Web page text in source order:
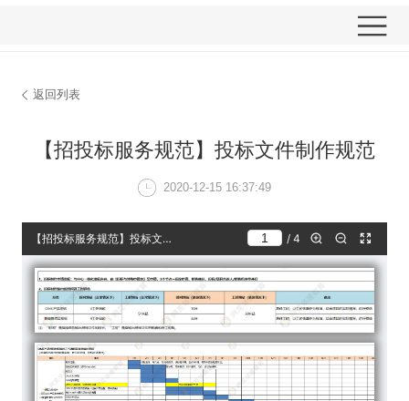
返回列表
【招投标服务规范】投
2020-12-15